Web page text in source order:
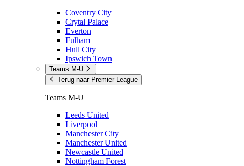
Coventry City
Crytal Palace
Everton
Fulham
Hull City
Ipswich Town
Teams M-U
Terug naar Premier League
Teams M-U
Leeds United
Liverpool
Manchester City
Manchester United
Newcastle United
Nottingham Forest